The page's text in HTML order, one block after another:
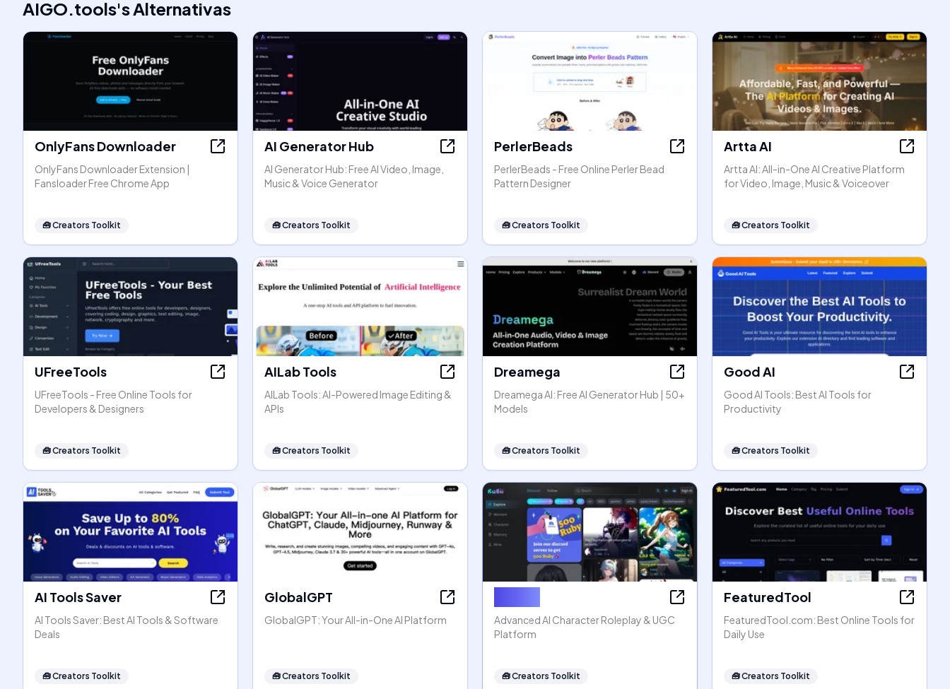
AIGO.tools'sAlternativas
OnlyFans Downloader
OnlyFans Downloader Extension |
Fansloader Free Chrome App
🧰Creators Toolkit
AI Generator Hub
AI Generator Hub: Free AI Video, Image,
Music & Voice Generator
🧰Creators Toolkit
PerlerBeads
PerlerBeads - Free Online Perler Bead
Pattern Designer
🧰Creators Toolkit
Artta AI
Artta AI: All-in-One AI Creative Platform
for Video, Image, Music & Voiceover
🧰Creators Toolkit
UFreeTools
UFreeTools - Free Online Tools for
Developers & Designers
🧰Creators Toolkit
AILab Tools
AILab Tools: AI-Powered Image Editing &
APIs
🧰Creators Toolkit
Dreamega
Dreamega AI: Free AI Generator Hub | 50+
Models
🧰Creators Toolkit
Good AI
Good AI Tools: Best AI Tools for
Productivity
🧰Creators Toolkit
AI Tools Saver
AI Tools Saver: Best AI Tools & Software
Deals
🧰Creators Toolkit
GlobalGPT
GlobalGPT: Your All-in-One AI Platform
🧰Creators Toolkit
Advanced AI Character Roleplay & UGC
Platform
🧰Creators Toolkit
FeaturedTool
FeaturedTool.com: Best Online Tools for
Daily Use
🧰Creators Toolkit